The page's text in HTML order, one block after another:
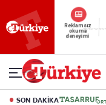
Reklamsız
okuma
deneyimi
SON DAKİKA